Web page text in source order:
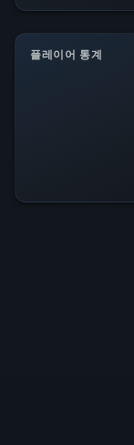
플레이어 통계